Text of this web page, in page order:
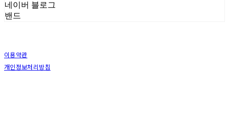
네이버 블로그
밴드
이용약관
개인정보처리방침